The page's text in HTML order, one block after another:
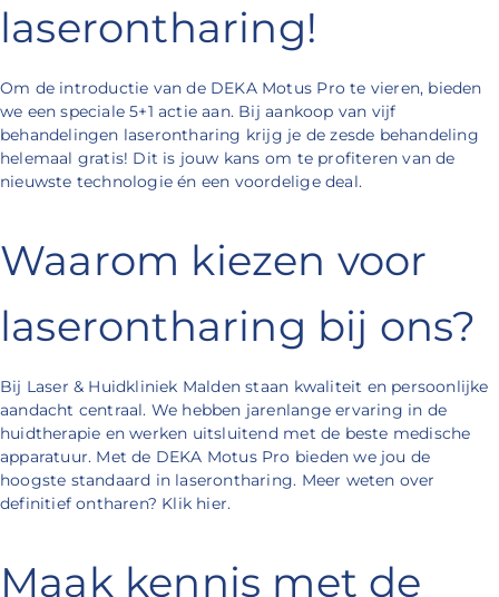
laserontharing!
Om de introductie van de DEKA Motus Pro te vieren, bieden
we een speciale 5+1 actie aan. Bij aankoop van vijf
behandelingen laserontharing krijg je de zesde behandeling
helemaal gratis! Dit is jouw kans om te profiteren van de
nieuwste technologie én een voordelige deal.
Waarom kiezen voor
laserontharing bij ons?
Bij Laser & Huidkliniek Malden staan kwaliteit en persoonlijke
aandacht centraal. We hebben jarenlange ervaring in de
huidtherapie en werken uitsluitend met de beste medische
apparatuur. Met de DEKA Motus Pro bieden we jou de
hoogste standaard in laserontharing. Meer weten over
definitief ontharen? Klik hier.
Maak kennis met de